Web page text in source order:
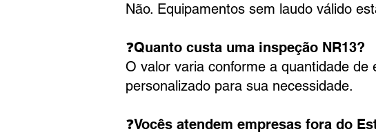
Não. Equipamentos sem laudo válido
❓Quanto custa uma inspeção NR13?
O valor varia conforme a quantidade de
personalizado para sua necessidade.
❓Vocês atendem empresas fora do